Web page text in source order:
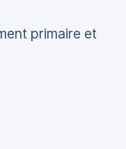
primaire et